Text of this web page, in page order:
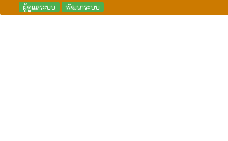
ผู้ดูแลระบบ พัฒนาระบบ